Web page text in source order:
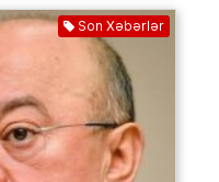
Son Xəbərlər